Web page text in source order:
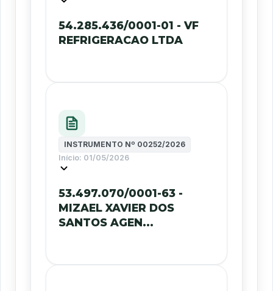
54.285.436/0001-01 - VF
REFRIGERACAO LTDA
INSTRUMENTO Nº 00252/2026
Início: 01/05/2026
53.497.070/0001-63 -
MIZAEL XAVIER DOS
SANTOS AGEN...